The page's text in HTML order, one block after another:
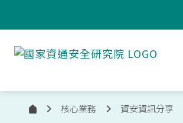
通
安
首
核心業務 資安資訊分享